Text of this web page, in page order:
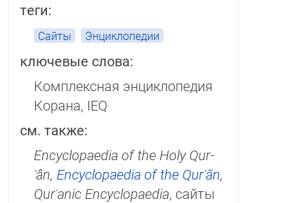
теги:
Сайты Энциклопедии
ключевые слова:
Комплексная энци­кло­пе­дия
Корана, IEQ
см. также:
Encyclopaedia of the Holy Qur­
ʾân, Encyclopaedia of the Qurʾān,
Qurʾanic Encyclopaedia, сайты